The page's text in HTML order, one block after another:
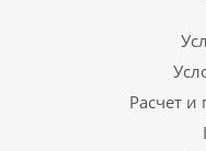
Расчет и